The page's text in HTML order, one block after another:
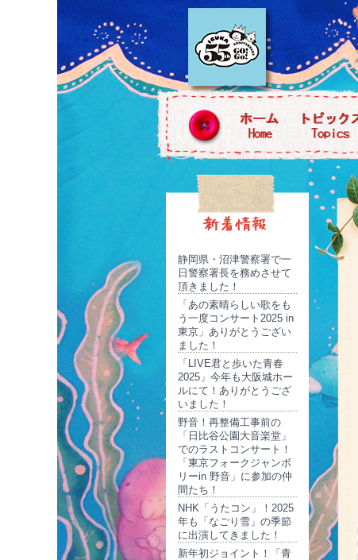
静岡県・沼津警察署で一
日警察署長を務めさせて
頂きました！
「あの素晴らしい歌をも
う一度コンサート2025 in
東京」ありがとうござい
ました！
「LIVE君と歩いた青春
2025」今年も大阪城ホー
ルにて！ありがとうござ
いました！
野音！再整備工事前の
「日比谷公園大音楽堂」
でのラストコンサート！
「東京フォークジャンボ
リーin 野音」に参加の仲
間たち！
NHK「うたコン」！2025
年も「なごり雪」の季節
に出演してきました！
新年初ジョイント！「青